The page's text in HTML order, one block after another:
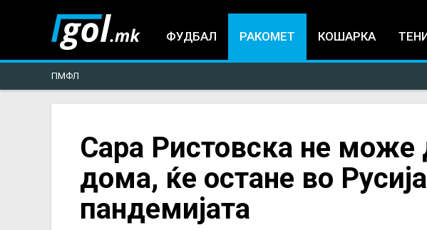
ФУДБАЛ РАКОМЕТ КОШАРКА
ПМФЛ
here
Сара Ристовска не може
дома, ќе остане во
пандемијата